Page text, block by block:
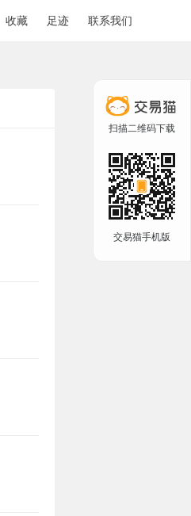
收藏 足迹 联系我们
扫描二维码下载
交易猫手机版